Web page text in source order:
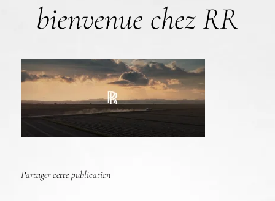
bienvenue chez RR
Partager cette publication